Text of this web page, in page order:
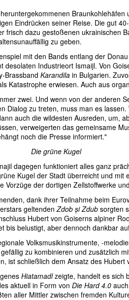
Braunkohlehäfen
Eindrücken seiner Reise. Die gut
frisch dazu gestoßenen ukrainischen
zu geben.
mit den Bands entlang der
Industrieort Ismaijl. Von
Brassband Karandila in Bulgarien.
Katastrophe erwiesen. Auch aus
zwei. Und wenn von der anderen
Dialog zu treten, muss man es
auch die wildesten Ausreden, um,
verweigerten das gemeinsame
noch die Presse informiert."
Die grüne Kugel
dagegen funktioniert alles ganz
Kugel der Stadt überreicht und mit
der dortigen Zellstoffwerke
dank ihrer Teilnahme beim
geltendenZdob și Zdub sorgten
Hubert von Goiserns alpiner
bis belustigt, aber dennoch dankbar
Volksmusikinstrumente, -
zu kombinieren und zusätzlich
ist schließlich dem Ansatz des Hubert
Hiatamadlzeigte, handelt es sich
aktuell in Form von Die Hard 4.0
aller Mittler zwischen fremden